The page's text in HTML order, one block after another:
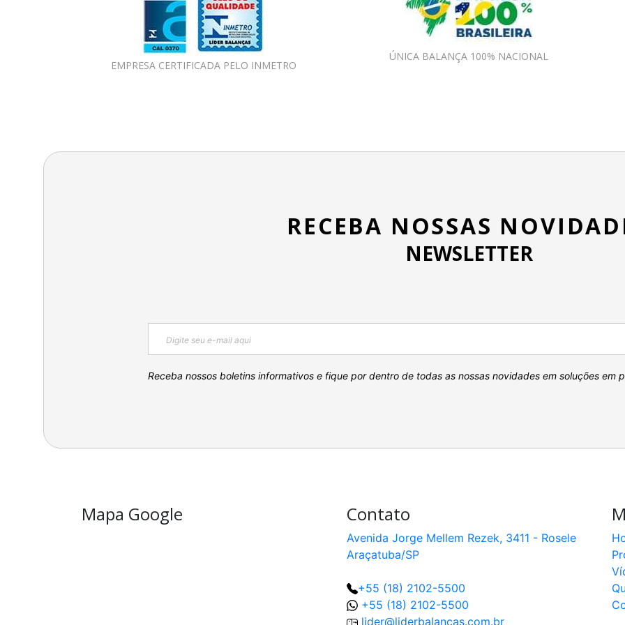
EMPRESA CERTIFICADA PELO INMETRO
ÚNICA BALANÇA 100% NACIONAL
RECEBA NOSSAS
NEWSLETTER
Receba nossos boletins informativos e fique por dentro de todas as nossas novidades em soluções em
Mapa Google Contato
Avenida Jorge Mellem Rezek, 3411 - Rosele
Araçatuba/SP
+55 (18) 2102-5500
+55 (18) 2102-5500
lider@liderbalancas.com.br